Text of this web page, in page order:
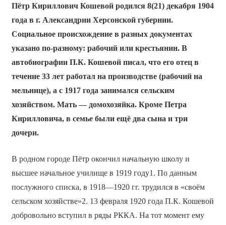
Пётр Кириллович Кошевой родился 8(21) декабря 1904
года в г. Александрии Херсонской губернии.
Социальное происхождение в разных документах
указано по-разному: рабочий или крестьянин. В
автобиографии П.К. Кошевой писал, что его отец в
течение 33 лет работал на производстве (рабочий на
мельнице), а с 1917 года занимался сельским
хозяйством. Мать — домохозяйка. Кроме Петра
Кирилловича, в семье были ещё два сына и три
дочери.
В родном городе Пётр окончил начальную школу и
высшее начальное училище в 1919 году1. По данным
послужного списка, в 1918—1920 гг. трудился в «своём
сельском хозяйстве»2. 13 февраля 1920 года П.К. Кошевой
добровольно вступил в ряды РККА. На тот момент ему